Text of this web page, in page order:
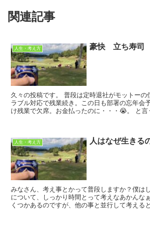
関連記事
人生・考え方 豪快 立ち寿司
久々の投稿です。 普段は定時退社がモットーの僕ですが、最近、ト
ラブル対応で残業続き。この日も部署の忘年会
け残業で欠席。お金払ったのに・・・😭。 と言うことで、ストレス
人生・考え方 人はなぜ生きる
みなさん、考え事とかって普段しますか？僕はしません
について、しっかり時間とって考えなあかんなぁ」 と思うこと
くつかあるのですが、他の事と並行して考える